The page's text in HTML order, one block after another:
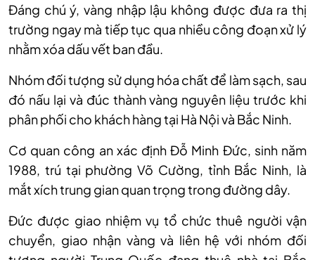
Đáng chú ý, vàng nhập lậu không được đưa ra thị
trường ngay mà tiếp tục qua nhiều công đoạn xử lý
nhằm xóa dấu vết ban đầu.
Nhóm đối tượng sử dụng hóa chất để làm sạch, sau
đó nấu lại và đúc thành vàng nguyên liệu trước khi
phân phối cho khách hàng tại Hà Nội và Bắc Ninh.
Cơ quan công an xác định Đỗ Minh Đức, sinh năm
1988, trú tại phường Võ Cường, tỉnh Bắc Ninh, là
mắt xích trung gian quan trọng trong đường dây.
Đức được giao nhiệm vụ tổ chức thuê người vận
chuyển, giao nhận vàng và liên hệ với nhóm đối